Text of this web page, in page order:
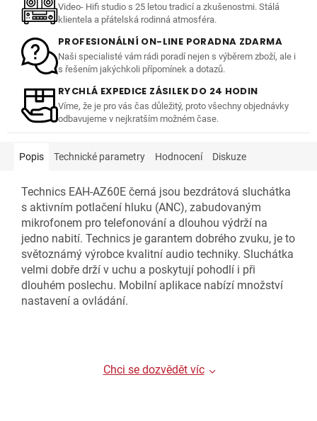
Video- Hifi studio s 25 letou tradicí a zkušenostmi. Stálá
klientela a přátelská rodinná atmosféra.
PROFESIONÁLNÍ ON-LINE PORADNA ZDARMA
Naši specialisté vám rádi poradí nejen s výběrem zboží, ale i
s řešením jakýchkoli přípomínek a dotazů.
RYCHLÁ EXPEDICE ZÁSILEK DO 24 HODIN
Víme, že je pro vás čas důležitý, proto všechny objednávky
odbavujeme v nejkratším možném čase.
Popis Technické parametry Hodnocení Diskuze
Technics EAH-AZ60E černá jsou bezdrátová sluchátka
s aktivním potlačení hluku (ANC), zabudovaným
mikrofonem pro telefonování a dlouhou výdrží na
jedno nabití. Technics je garantem dobrého zvuku, je to
světoznámý výrobce kvalitní audio techniky. Sluchátka
velmi dobře drží v uchu a poskytují pohodlí i při
dlouhém poslechu. Mobilní aplikace nabízí množství
nastavení a ovládání.
Chci se dozvědět víc